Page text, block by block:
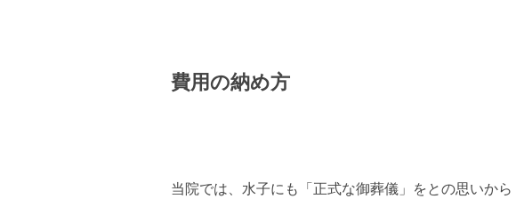
費用の納め方
当院では、水子にも「正式な御葬儀」をとの思いから